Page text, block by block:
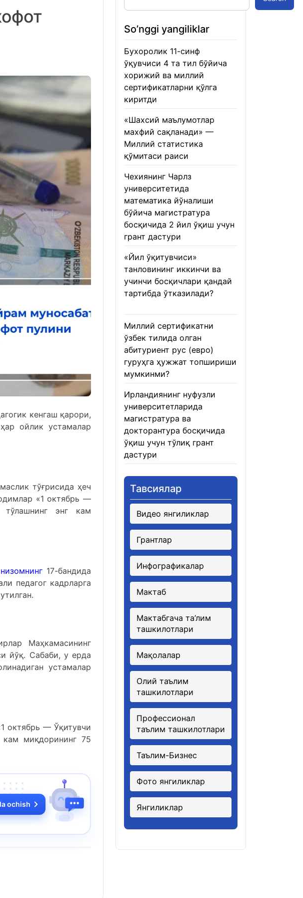
кенгаш қарори,
ойлик устамалар
тўғрисида ҳеч
«1 октябрь —
тўлашнинг энг кам
17-бандида
педагог кадрларга
Маҳкамасининг
йўқ. Сабаби, у ерда
устамалар
октябрь — Ўқитувчи
кам миқдорининг 75
ochish
So’nggi yangiliklar
Бухоролик 11-синф
ўқувчиси 4 та тил бўйича
хорижий ва миллий
сертификатларни қўлга
киритди
«Шахсий маълумотлар
махфий сақланади» —
Миллий статистика
қўмитаси раиси
Чехиянинг Чарлз
университетида
математика йўналиши
бўйича магистратура
босқичида 2 йил ўқиш учун
грант дастури
«Йил ўқитувчиси»
танловининг иккинчи ва
учинчи босқичлари қандай
тартибда ўтказилади?
Миллий сертификатни
ўзбек тилида олган
абитуриент рус (евро)
гуруҳга ҳужжат топшириши
мумкинми?
Ирландиянинг нуфузли
университетларида
магистратура ва
докторантура босқичида
ўқиш учун тўлиқ грант
дастури
Тавсиялар
Видео янгиликлар
Грантлар
Инфографикалар
Мактаб
Мактабгача та’лим
ташкилотлари
Мақолалар
Олий таълим
ташкилотлари
Профессионал
таълим ташкилотлари
Таълим-Бизнес
Фото янгиликлар
Янгиликлар